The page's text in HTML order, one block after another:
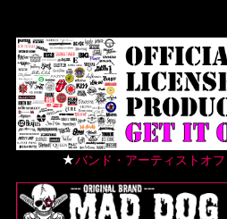
★バンド・アーティストオ